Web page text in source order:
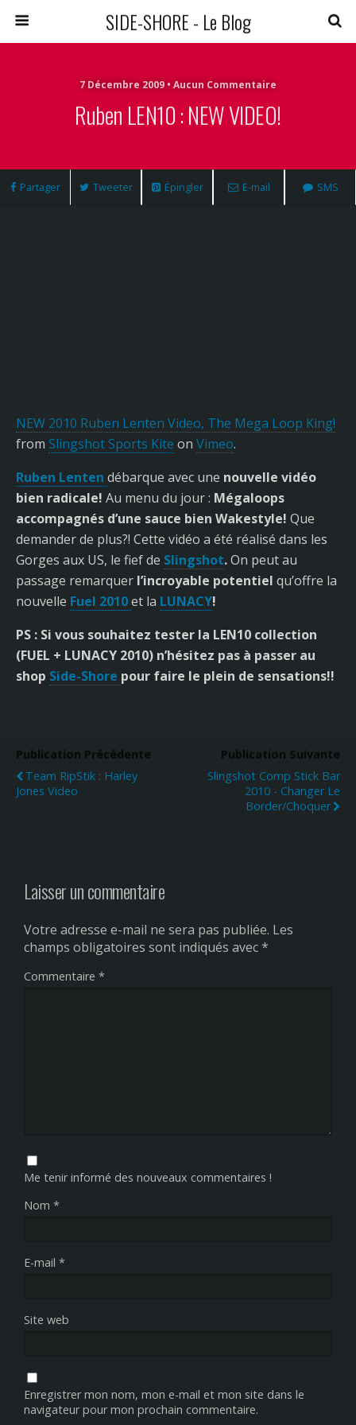
SIDE-SHORE - Le Blog
7 Décembre 2009 • Aucun Commentaire
Ruben LEN10 : NEW VIDEO!
Partager Tweeter Épingler E-mail SMS
NEW 2010 Ruben Lenten Video, The Mega Loop King!
from Slingshot Sports Kite on Vimeo.
Ruben Lenten débarque avec une nouvelle vidéo
bien radicale! Au menu du jour : Mégaloops
accompagnés d’une sauce bien Wakestyle! Que
demander de plus?! Cette vidéo a été réalisé dans les
Gorges aux US, le fief de Slingshot.On peut au
passage remarquer l’incroyable potentiel qu’offre la
nouvelle Fuel 2010et la LUNACY!
PS : Si vous souhaitez tester la LEN10 collection
(FUEL + LUNACY 2010) n’hésitez pas à passer au
shop Side-Shore pour faire le plein de sensations!!
Publication Précédente
Team RipStik : Harley
Jones Video
Publication Suivante
Slingshot Comp Stick Bar
2010 - Changer Le
Border/choquer
Laisser un commentaire
Votre adresse e-mail ne sera pas publiée. Les
champs obligatoires sont indiqués avec*
Commentaire *
Me tenir informé des nouveaux commentaires !
Nom *
E-mail *
Site web
Enregistrer mon nom, mon e-mail et mon site dans le
navigateur pour mon prochain commentaire.